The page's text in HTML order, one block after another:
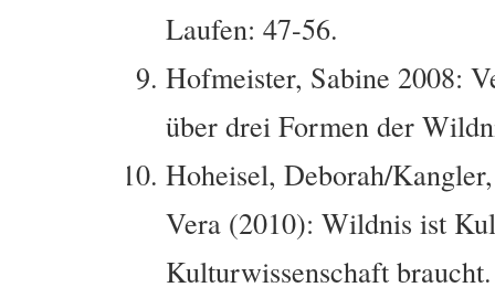
Laufen: 47-56.
Hofmeister, Sabine 2008:
über drei Formen der
Hoheisel, Deborah/
Vera (2010): Wildnis ist
Kulturwissenschaft